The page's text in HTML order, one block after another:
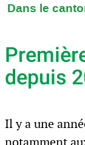
Dans le
depuis
Il y a une